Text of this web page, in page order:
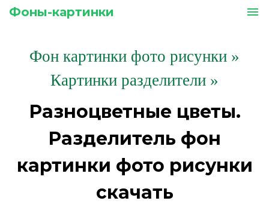
Фоны-картинки menu
Фон картинки фото рисунки »
Картинки разделители »
Разноцветные цветы.
Разделитель фон
картинки фото рисунки
скачать